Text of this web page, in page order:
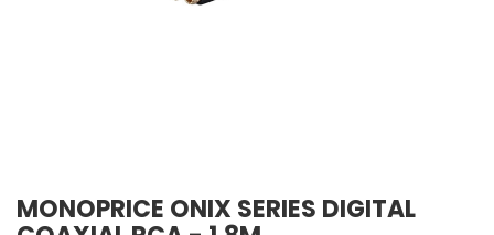
MONOPRICE ONIX SERIES DIGITAL